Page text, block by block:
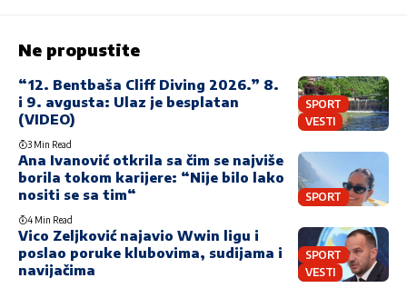
Ne propustite
SPORT
VESTI
“12. Bentbaša Cliff Diving 2026.” 8.
i 9. avgusta: Ulaz je besplatan
(VIDEO)
3 Min Read
SPORT
Ana Ivanović otkrila sa čim se najviše
borila tokom karijere: “Nije bilo lako
nositi se sa tim“
4 Min Read
SPORT
VESTI
Vico Zeljković najavio Wwin ligu i
poslao poruke klubovima, sudijama i
navijačima